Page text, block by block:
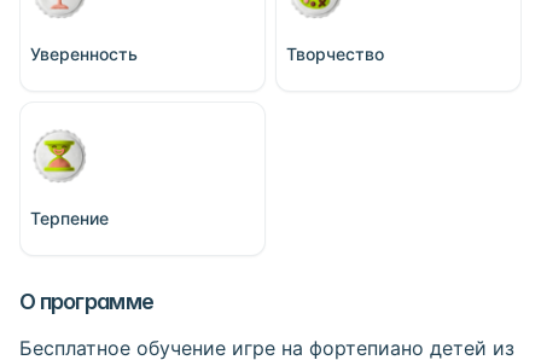
Уверенность Творчество
Терпение
О программе
Бесплатное обучение игре на фортепиано детей из